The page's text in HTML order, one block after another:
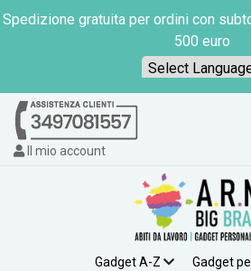
Spedizione gratuita per ordini con
500 euro
Il mio account
Gadget A-Z
Gadget